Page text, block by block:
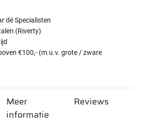
dé Specialisten
(Riverty)
€100,- (m.u.v. grote / zware
Meer
informatie
Reviews